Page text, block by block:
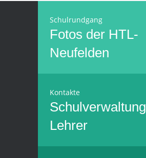
Schulrundgang
Fotos der HTL-
Neufelden
Kontakte
Schulverwaltung
Lehrer